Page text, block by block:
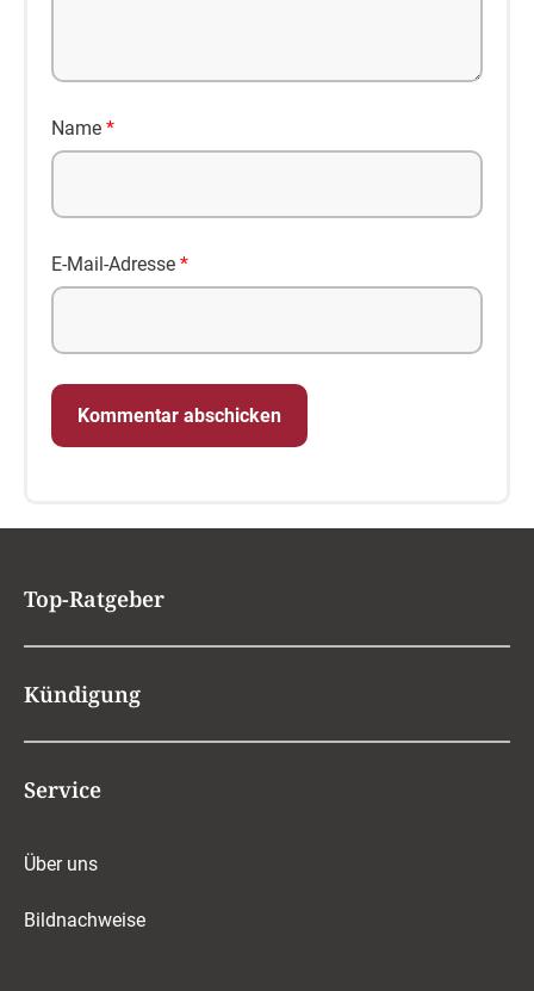
Name *
E-Mail-Adresse *
Top-Ratgeber
Kündigung
Service
Über uns
Bildnachweise